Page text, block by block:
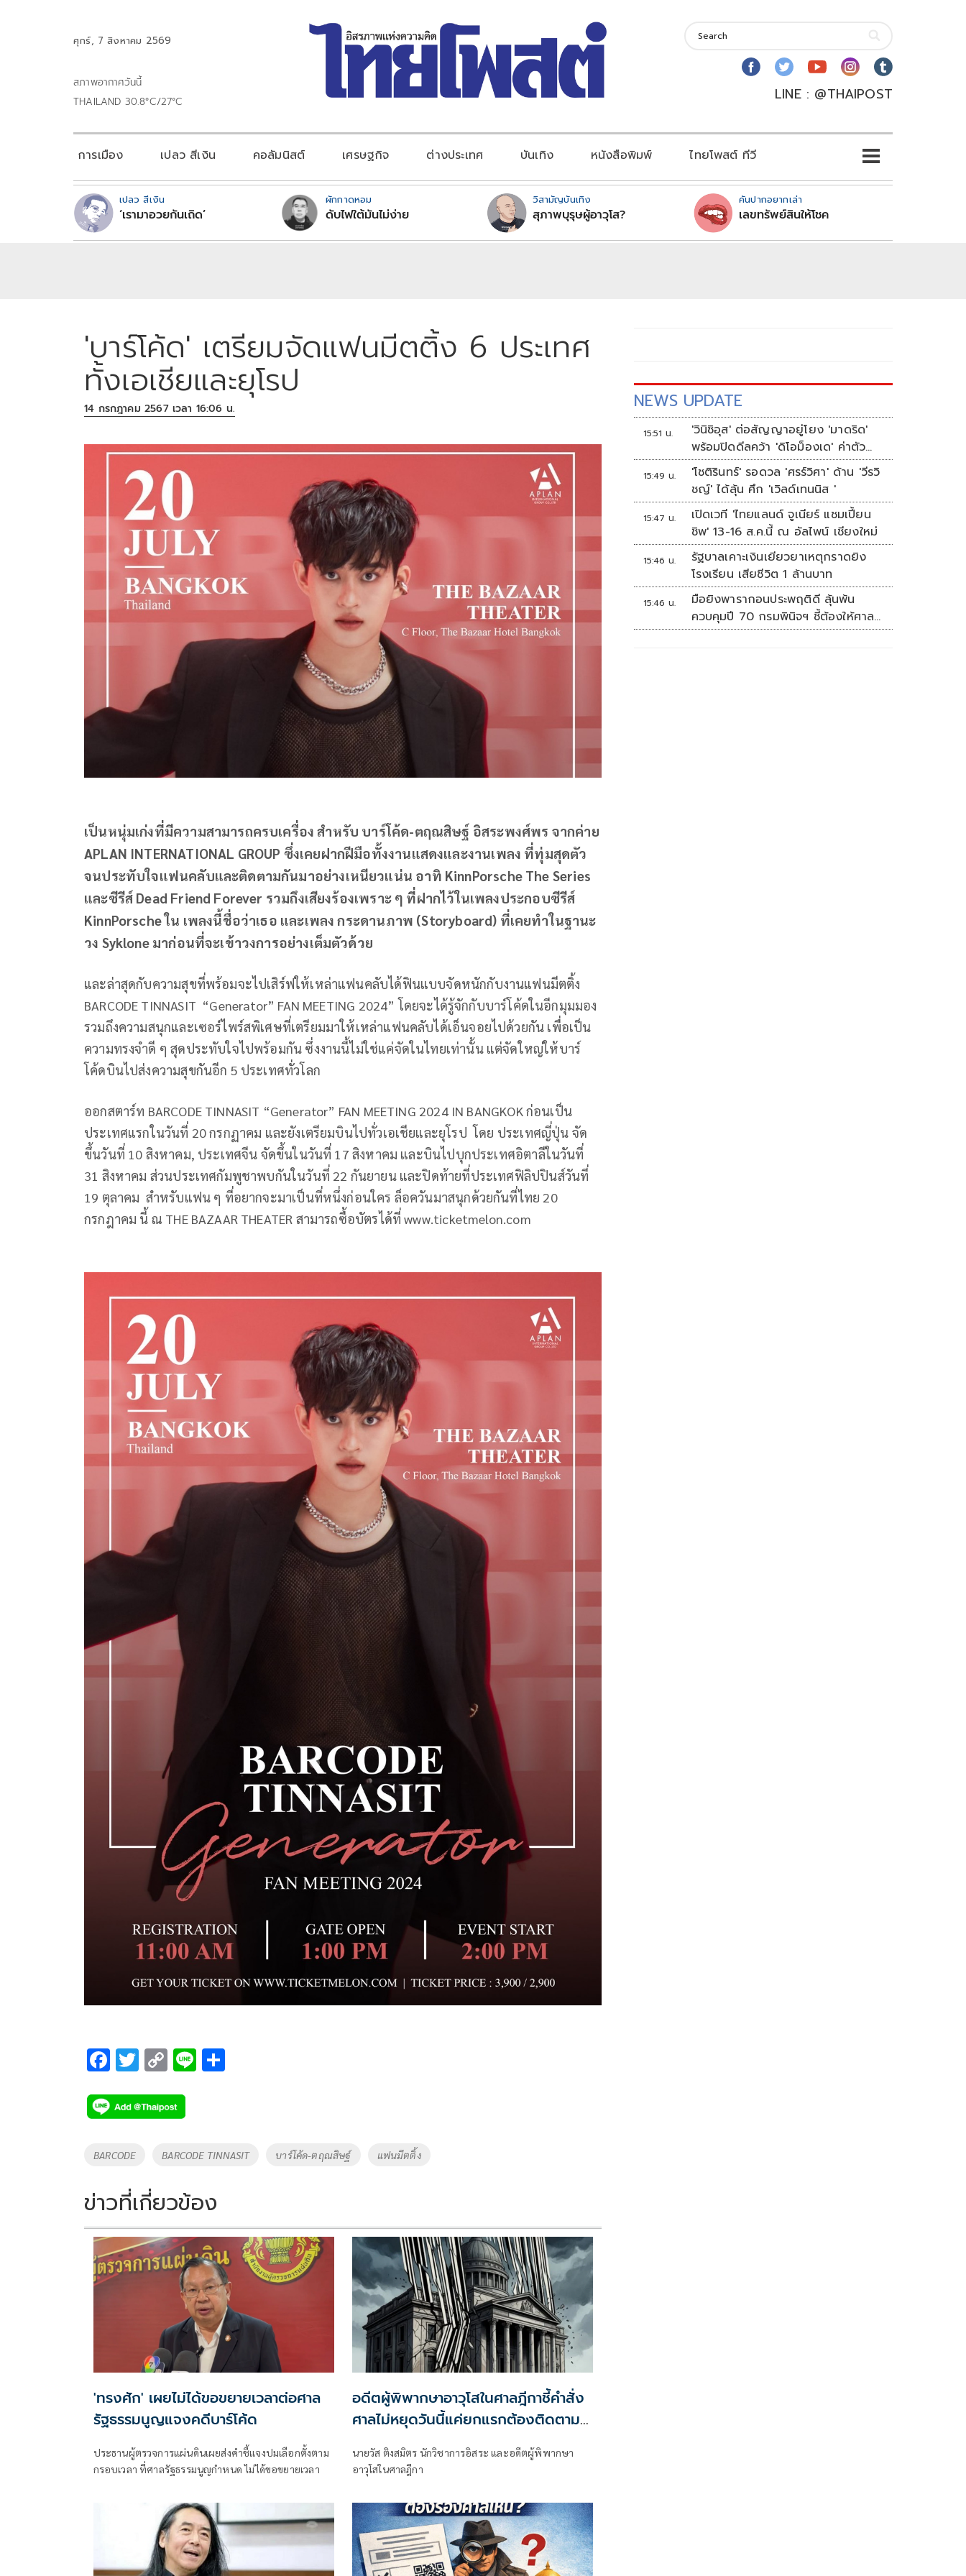
ศุกร์, 7 สิงหาคม 2569
สภาพอากาศวันนี้
THAILAND 30.8°C/27°C
LINE : @THAIPOST
การเมือง เปลว สีเงิน คอลัมนิสต์ เศรษฐกิจ ต่างประเทศ บันเทิง หนังสือพิมพ์ ไทยโพสต์ ทีวี
เปลว สีเงิน
‘เรามาอวยกันเถิด’
ผักกาดหอม
ดับไฟใต้มันไม่ง่าย
วิสามัญบันเทิง
สุภาพบุรุษผู้อาวุโส?
คันปากอยากเล่า
เลขทรัพย์สินให้โชค
'บาร์โค้ด' เตรียมจัดแฟนมีตติ้ง 6 ประเทศ
ทั้งเอเชียและยุโรป
14 กรกฎาคม 2567 เวลา 16:06 น.
เป็นหนุ่มเก่งที่มีความสามารถครบเครื่อง สำหรับ บาร์โค้ด-ตฤณสิษฐ์ อิสระพงศ์พร จากค่าย
APLAN INTERNATIONAL GROUP ซึ่งเคยฝากฝีมือทั้งงานแสดงและงานเพลง ที่ทุ่มสุดตัว
จนประทับใจแฟนคลับและติดตามกันมาอย่างเหนียวแน่น อาทิ KinnPorsche The Series
และซีรีส์ Dead Friend Forever รวมถึงเสียงร้องเพราะ ๆ ที่ฝากไว้ในเพลงประกอบซีรีส์
KinnPorsche ใน เพลงนี้ชื่อว่าเธอ และเพลง กระดานภาพ (Storyboard) ที่เคยทำในฐานะ
วง Syklone มาก่อนที่จะเข้าวงการอย่างเต็มตัวด้วย
และล่าสุดกับความสุขที่พร้อมจะไปเสิร์ฟให้เหล่าแฟนคลับได้ฟินแบบจัดหนักกับงานแฟนมีตติ้ง
BARCODE TINNASIT “Generator” FAN MEETING 2024” โดยจะได้รู้จักกับบาร์โค้ดในอีกมุมมอง
รวมถึงความสนุกและเซอร์ไพร์สพิเศษที่เตรียมมาให้เหล่าแฟนคลับได้เอ็นจอยไปด้วยกัน เพื่อเป็น
ความทรงจำดี ๆ สุดประทับใจไปพร้อมกัน ซึ่งงานนี้ไม่ใช่แค่จัดในไทยเท่านั้น แต่จัดใหญ่ให้บาร์
โค้ดบินไปส่งความสุขกันอีก 5 ประเทศทั่วโลก
ออกสตาร์ท BARCODE TINNASIT “Generator” FAN MEETING 2024 IN BANGKOK ก่อนเป็น
ประเทศแรกในวันที่ 20 กรกฏาคม และยังเตรียมบินไปทั่วเอเชียและยุโรป โดย ประเทศญี่ปุ่น จัด
ขึ้นวันที่ 10 สิงหาคม, ประเทศจีน จัดขึ้นในวันที่ 17 สิงหาคม และบินไปบุกประเทศอิตาลีในวันที่
31 สิงหาคม ส่วนประเทศกัมพูชาพบกันในวันที่ 22 กันยายน และปิดท้ายที่ประเทศฟิลิปปินส์วันที่
19 ตุลาคม สำหรับแฟน ๆ ที่อยากจะมาเป็นที่หนึ่งก่อนใคร ล็อควันมาสนุกด้วยกันที่ไทย 20
กรกฎาคม นี้ ณ THE BAZAAR THEATER สามารถซื้อบัตรได้ที่ www.ticketmelon.com
F
e
b
o
k
T
tt
er
C
p
y
Li
k
Li
Tags
BARCODE BARCODE TINNASIT บาร์โค้ด-ตฤณสิษฐ์ แฟนมีตติ้ง
ข่าวที่เกี่ยวข้อง
'ทรงศัก' เผยไม่ได้ขอขยายเวลาต่อศาล
รัฐธรรมนูญแจงคดีบาร์โค้ด
ประธานผู้ตรวจการแผ่นดินเผยส่งคำชี้แจงปมเลือกตั้งตาม
กรอบเวลา ที่ศาลรัฐธรรมนูญกำหนด ไม่ได้ขอขยายเวลา
อดีตผู้พิพากษาอาวุโสในศาลฎีกาชี้คำสั่ง
ศาลไม่หยุดวันนี้แค่ยกแรกต้องติดตาม
นายวัส ติงสมิตร นักวิชาการอิสระ และอดีตผู้พิพากษา
อาวุโสในศาลฎีกา
NEWS UPDATE
15:51 น.
'วินิซิอุส' ต่อสัญญาอยู่โยง 'มาดริด'
พร้อมปิดดีลคว้า 'ดิโอม็องเด' ค่าตัว
สถิติสโมสร
15:49 น.
'โชติรินทร์' รอดวล 'ศรร์วิศา' ด้าน 'วีรวิ
ชญ์' ได้ลุ้น ศึก 'เวิลด์เทนนิส '
15:47 น.
เปิดเวที 'ไทยแลนด์ จูเนียร์ แชมเปี้ยน
ชิพ' 13-16 ส.ค.นี้ ณ อัลไพน์ เชียงใหม่
15:46 น.
รัฐบาลเคาะเงินเยียวยาเหตุกราดยิง
โรงเรียน เสียชีวิต 1 ล้านบาท
15:46 น.
มือยิงพารากอนประพฤติดี ลุ้นพ้น
ควบคุมปี 70 กรมพินิจฯ ชี้ต้องให้ศาล
ตัดสิน